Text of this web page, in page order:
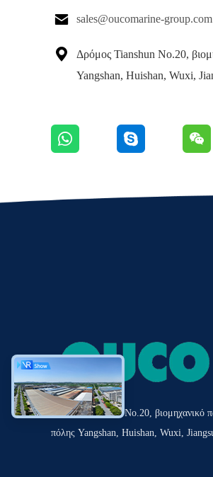
 sales@oucomarine-group.com

Δρόμος Tianshun No.20,
Yangshan, Huishan, Wuxi,
Δρόμος Tianshun No.20, βιομηχανικό
πόλης Yangshan, Huishan, Wuxi,